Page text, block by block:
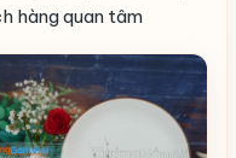
hàng quan tâm